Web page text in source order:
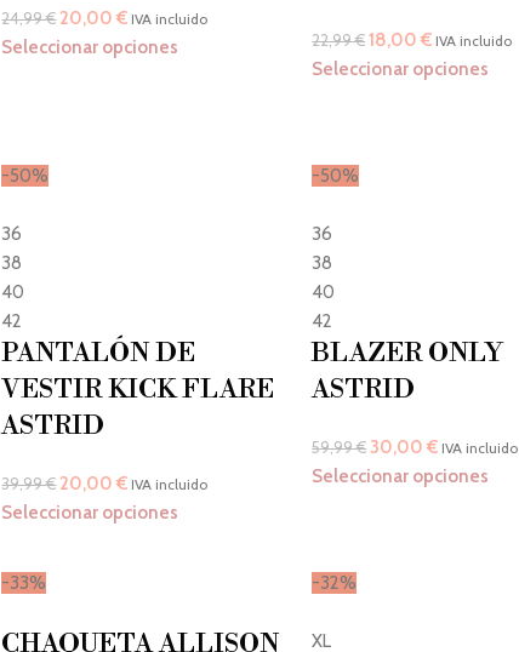
24,99€ 20,00€ IVA incluido
Seleccionar opciones 22,99€ 18,00€ IVA incluido
Seleccionar opciones
-50%
36
38
40
42
PANTALÓN DE
VESTIR KICK FLARE
ASTRID
39,99€ 20,00€ IVA incluido
Seleccionar opciones
-50%
36
38
40
42
BLAZER ONLY
ASTRID
59,99€ 30,00€ IVA incluido
Seleccionar opciones
-33%
CHAQUETA ALLISON
-32%
XL